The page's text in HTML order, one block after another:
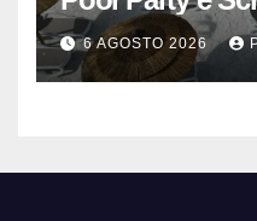
mezzanotte
6 AGOSTO 2026